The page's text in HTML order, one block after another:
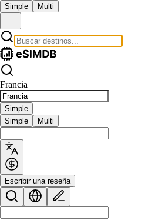
Simple Multi
Francia
Simple
Simple
Multi
Escribir una reseña